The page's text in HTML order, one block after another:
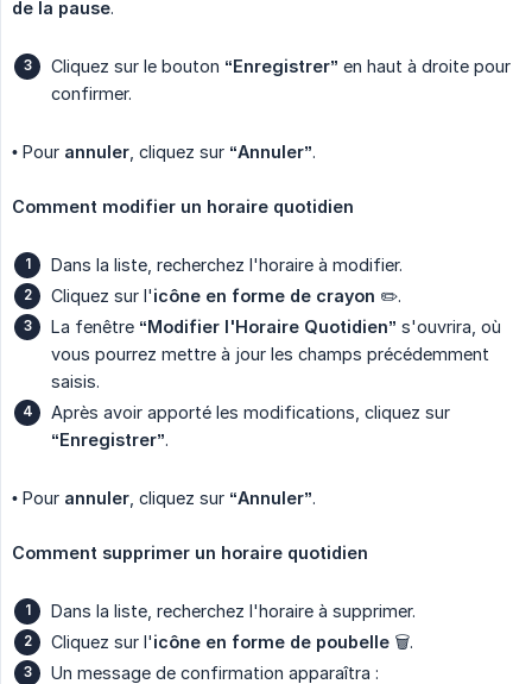
de la pause.
Cliquez sur le bouton “Enregistrer” en haut à droite pour
confirmer.
• Pour annuler , cliquez sur “Annuler”.
Comment modifier un horaire quotidien
Dans la liste, recherchez l'horaire à modifier.
Cliquez sur l'icône en forme de crayon ✏️.
La fenêtre “Modifier l'Horaire Quotidien” s'ouvrira, où
vous pourrez mettre à jour les champs précédemment
saisis.
Après avoir apporté les modifications, cliquez sur
“Enregistrer”.
• Pour annuler , cliquez sur “Annuler”.
Comment supprimer un horaire quotidien
Dans la liste, recherchez l'horaire à supprimer.
Cliquez sur l'icône en forme de poubelle 🗑.
Un message de confirmation apparaîtra :